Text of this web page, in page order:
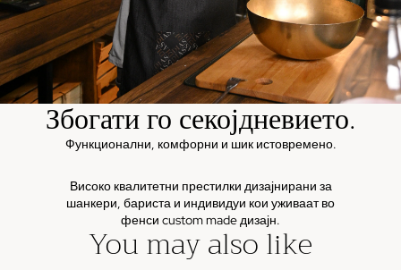
Збогати го секојдневието.
Функционални, комфорни и шик истовремено.
Високо квалитетни престилки дизајнирани за
шанкери, бариста и индивидуи кои уживаат во
фенси custom made дизајн.
You may also like